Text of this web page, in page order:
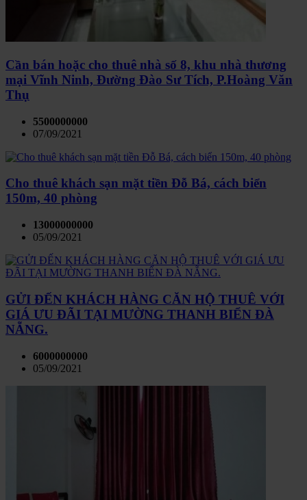
Cần bán hoặc cho thuê nhà số 8, khu nhà thương
mại Vĩnh Ninh, Đường Đào Sư Tích, P.Hoàng Văn
Thụ
5500000000
07/09/2021
Cho thuê khách sạn mặt tiền Đỗ Bá, cách biển
150m, 40 phòng
13000000000
05/09/2021
GỬI ĐẾN KHÁCH HÀNG CĂN HỘ THUÊ VỚI
GIÁ ƯU ĐÃI TẠI MƯỜNG THANH BIỂN ĐÀ
NẴNG.
6000000000
05/09/2021